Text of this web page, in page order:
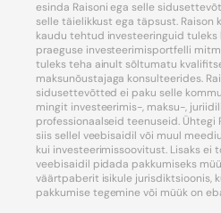
esinda Raisoni ega selle
selle täielikkust ega täpsust.
kaudu tehtud investeeringuid
praeguse investeerimisportfelli
tuleks teha ainult sõltumatu
maksunõustajaga konsulteerides.
sidusettevõtted ei paku selle
mingit investeerimis-, maksu-,
professionaalseid teenuseid. Ühtegi
siis sellel veebisaidil või muul
kui investeerimissoovitust. Lisaks ei
veebisaidil pidada pakkumiseks
väärtpaberit isikule jurisdiktsioonis,
pakkumise tegemine või müük on